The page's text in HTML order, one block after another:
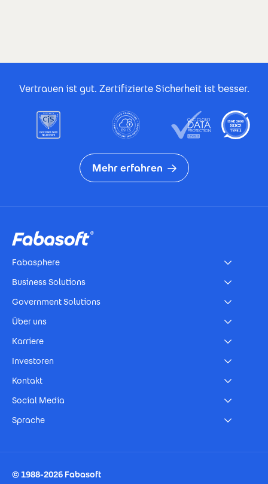
Vertrauen ist gut. Zertifizierte Sicherheit ist besser.
Mehr erfahren
Fabasphere
Business Solutions
Government Solutions
Über uns
Karriere
Investoren
Kontakt
Social Media
Sprache
© 1988-2026 Fabasoft